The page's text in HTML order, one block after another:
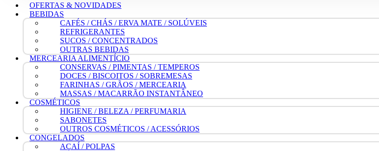
OFERTAS & NOVIDADES
BEBIDAS
CAFÉS / CHÁS / ERVA MATE / SOLÚVEIS
REFRIGERANTES
SUCOS / CONCENTRADOS
OUTRAS BEBIDAS
MERCEARIA ALIMENTÍCIO
CONSERVAS / PIMENTAS / TEMPEROS
DOCES / BISCOITOS / SOBREMESAS
FARINHAS / GRÃOS / MERCEARIA
MASSAS / MACARRÃO INSTANTÂNEO
COSMÉTICOS
HIGIENE / BELEZA / PERFUMARIA
SABONETES
OUTROS COSMÉTICOS / ACESSÓRIOS
CONGELADOS
AÇAÍ / POLPAS